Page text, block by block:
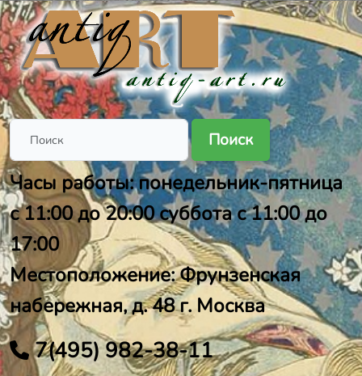
Поиск
Часы работы: понедельник-пятница
с 11:00 до 20:00 суббота с 11:00 до
17:00
Местоположение: Фрунзенская
набережная, д. 48 г. Москва
7(495) 982-38-11